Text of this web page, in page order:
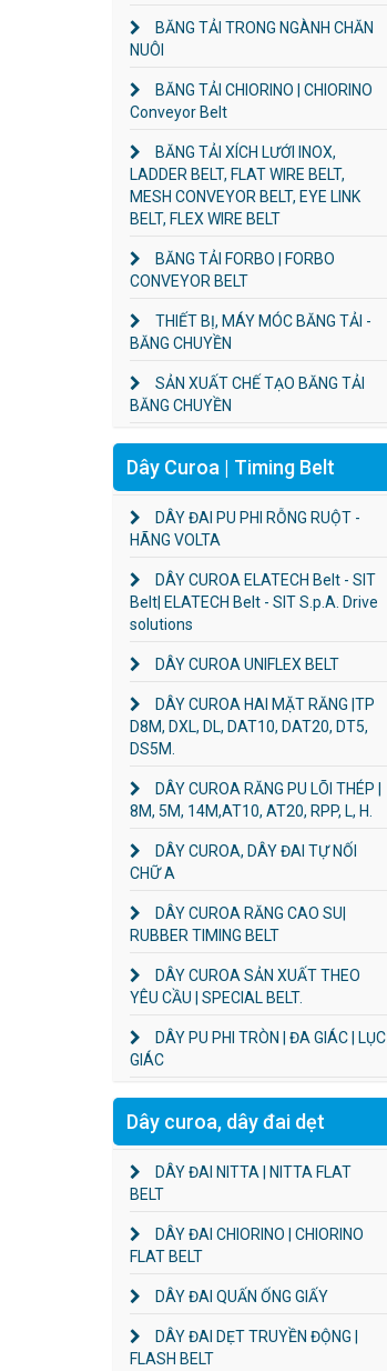
BĂNG TẢI TRONG NGÀNH CHĂN
NUÔI
BĂNG TẢI CHIORINO | CHIORINO
Conveyor Belt
BĂNG TẢI XÍCH LƯỚI INOX,
LADDER BELT, FLAT WIRE BELT,
MESH CONVEYOR BELT, EYE LINK
BELT, FLEX WIRE BELT
BĂNG TẢI FORBO | FORBO
CONVEYOR BELT
THIẾT BỊ, MÁY MÓC BĂNG TẢI -
BĂNG CHUYỀN
SẢN XUẤT CHẾ TẠO BĂNG TẢI
BĂNG CHUYỀN
Dây Curoa | Timing Belt
DÂY ĐAI PU PHI RỖNG RUỘT -
HÃNG VOLTA
DÂY CUROA ELATECH Belt - SIT
Belt| ELATECH Belt - SIT S.p.A. Drive
solutions
DÂY CUROA UNIFLEX BELT
DÂY CUROA HAI MẶT RĂNG |TP
D8M, DXL, DL, DAT10, DAT20, DT5,
DS5M.
DÂY CUROA RĂNG PU LÕI THÉP |
8M, 5M, 14M,AT10, AT20, RPP, L, H.
DÂY CUROA, DÂY ĐAI TỰ NỐI
CHỮ A
DÂY CUROA RĂNG CAO SU|
RUBBER TIMING BELT
DÂY CUROA SẢN XUẤT THEO
YÊU CẦU | SPECIAL BELT.
DÂY PU PHI TRÒN | ĐA GIÁC | LỤC
GIÁC
Dây curoa, dây đai dẹt
DÂY ĐAI NITTA | NITTA FLAT
BELT
DÂY ĐAI CHIORINO | CHIORINO
FLAT BELT
DÂY ĐAI QUẤN ỐNG GIẤY
DÂY ĐAI DẸT TRUYỀN ĐỘNG |
FLASH BELT